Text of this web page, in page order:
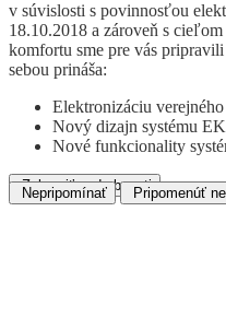
v súvislosti s povinnosťou
18.10.2018 a zároveň s
komfortu sme pre vás
sebou prináša:
Elektronizáciu verejného
Nový dizajn systému
Nové funkcionality
Zobraziť podrobnosti
Nepripomínať Pripomenúť